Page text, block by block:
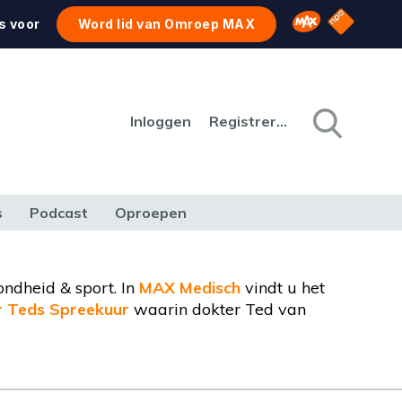
voor Word lid van Omroep MAX Omroep MAX
NPO
Inloggen Registreren
Podcast Oproepen
& sport. In MAX Medisch vindt u het
Teds Spreekuur waarin dokter Ted van